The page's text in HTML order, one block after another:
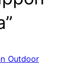
Outdoor